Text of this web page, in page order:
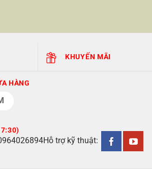
KHUYẾN MÃI
HÀNG
Hỗ trợ kỹ thuật: